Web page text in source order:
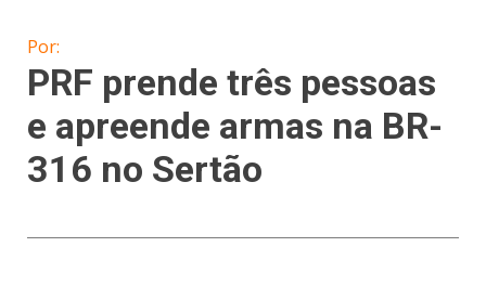
Por:
PRF prende três pessoas
e apreende armas na BR-
316 no Sertão